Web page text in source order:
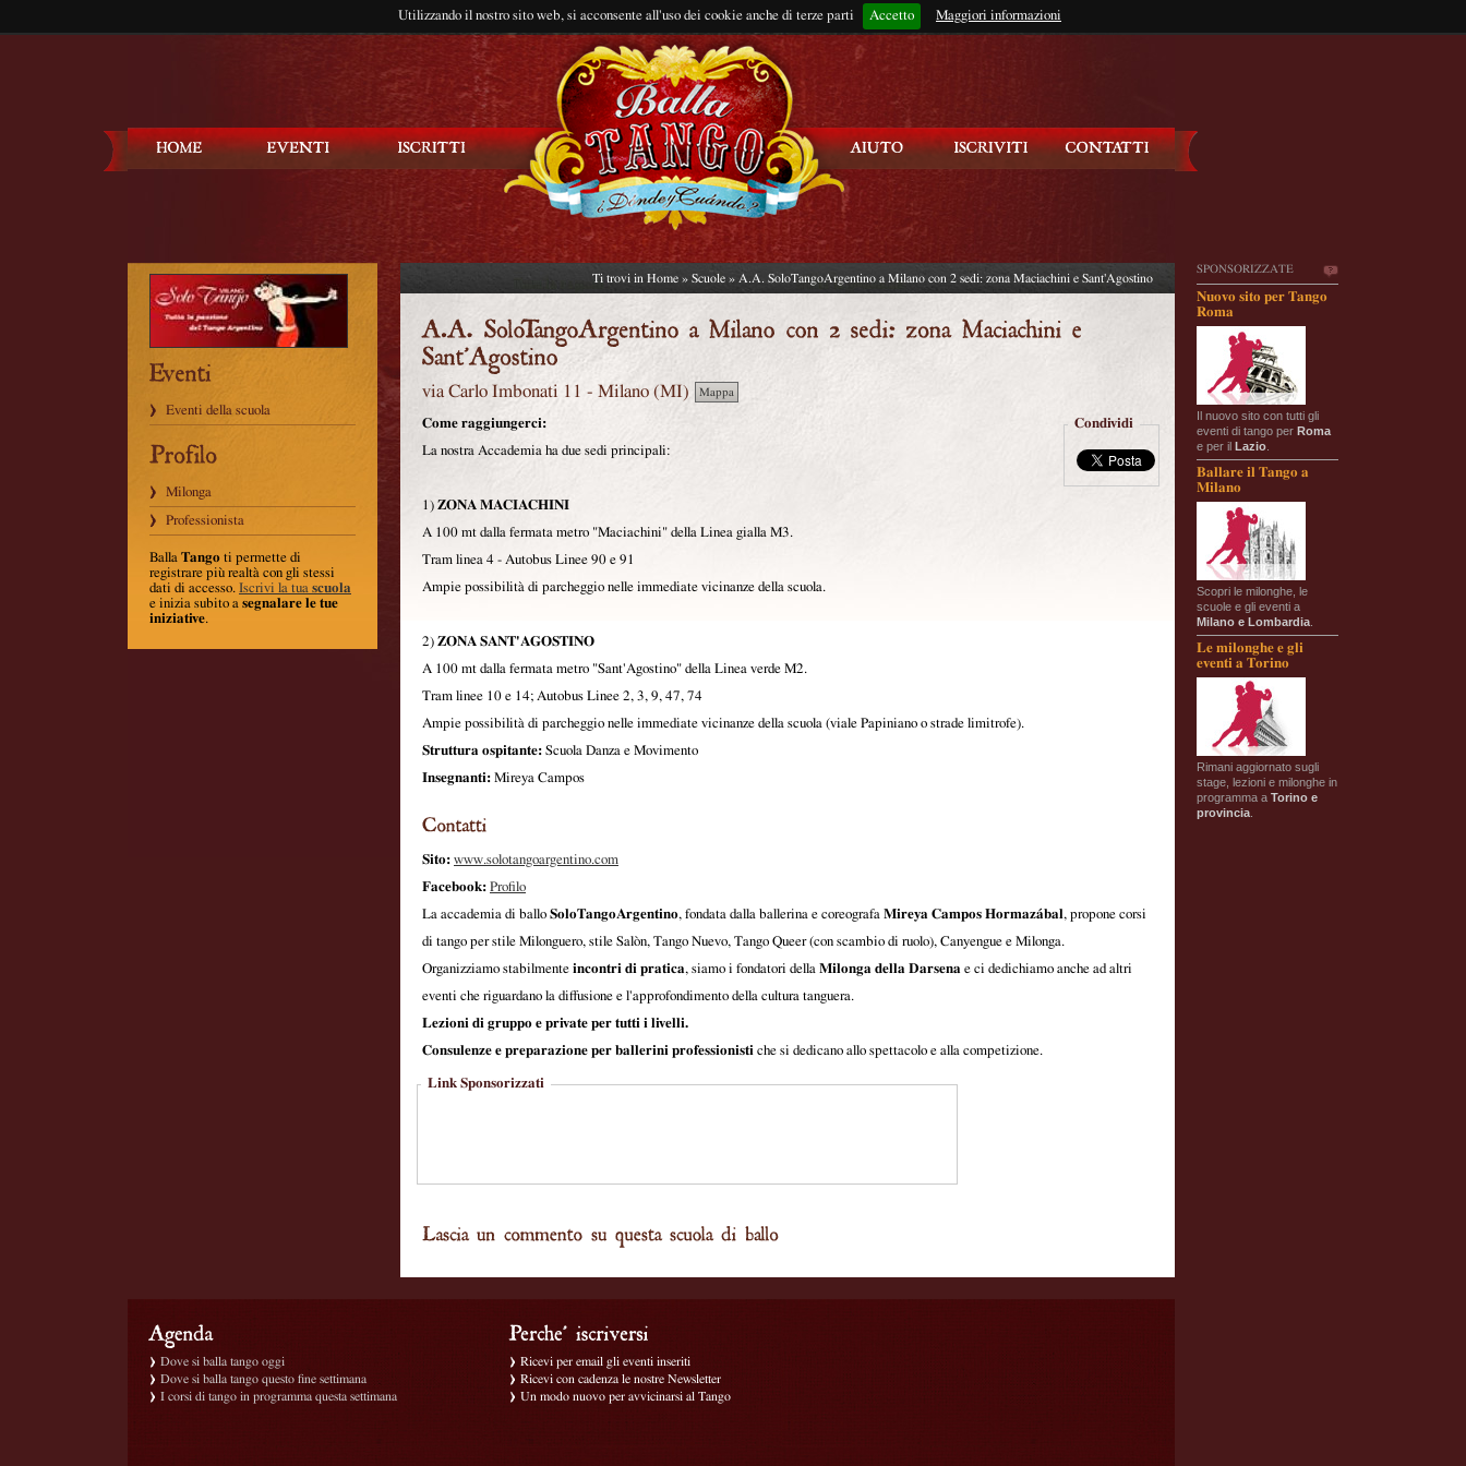
Utilizzando il nostro sito web, si acconsente all'uso dei cookie anche di terze parti Accetto Maggiori informazioni
Rimani connesso?
SPONSORIZZATE
Nuovo sito per Tango
Roma
Il nuovo sito con tutti gli
eventi di tango per Roma
e per il Lazio
Ballare il Tango a
Milano
Scopri le milonghe, le
scuole e gli eventi a
Milano e Lombardia
Le milonghe e gli
eventi a Torino
Rimani aggiornato sugli
stage, lezioni e milonghe in
programma a Torino e
provincia
Eventi della scuola
Milonga
Professionista
Balla Tango ti permette di
registrare più realtà con gli stessi
dati di accesso. Iscrivi la tua scuola
e inizia subito a segnalare le tue
iniziative.
Ti trovi in Home » Scuole » A.A. SoloTangoArgentino a Milano con 2 sedi: zona Maciachini e Sant'Agostino
via Carlo Imbonati 11 - Milano (MI) Mappa
Condividi
Come raggiungerci:
La nostra Accademia ha due sedi principali:
1) ZONA MACIACHINI
A 100 mt dalla fermata metro "Maciachini" della Linea gialla M3.
Tram linea 4 - Autobus Linee 90 e 91
Ampie possibilità di parcheggio nelle immediate vicinanze della scuola.
2) ZONA SANT'AGOSTINO
A 100 mt dalla fermata metro "Sant'Agostino" della Linea verde M2.
Tram linee 10 e 14; Autobus Linee 2, 3, 9, 47, 74
Ampie possibilità di parcheggio nelle immediate vicinanze della scuola (viale Papiniano o strade limitrofe).
Struttura ospitante: Scuola Danza e Movimento
Insegnanti: Mireya Campos
Sito: www.solotangoargentino.com
Facebook: Profilo
La accademia di ballo SoloTangoArgentino, fondata dalla ballerina e coreografa Mireya Campos Hormazábal, propone corsi
di tango per stile Milonguero, stile Salòn, Tango Nuevo, Tango Queer (con scambio di ruolo), Canyengue e Milonga.
Organizziamo stabilmente incontri di pratica, siamo i fondatori della Milonga della Darsena e ci dedichiamo anche ad altri
eventi che riguardano la diffusione e l'approfondimento della cultura tanguera.
Lezioni di gruppo e private per tutti i livelli.
Consulenze e preparazione per ballerini professionisti che si dedicano allo spettacolo e alla competizione.
Link Sponsorizzati
Dove si balla tango oggi
Dove si balla tango questo fine settimana
I corsi di tango in programma questa settimana
Ricevi per email gli eventi inseriti
Ricevi con cadenza le nostre Newsletter
Un modo nuovo per avvicinarsi al Tango